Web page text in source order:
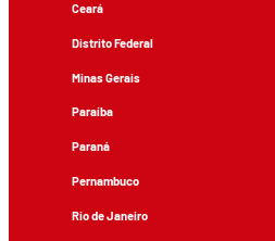
Ceará
Distrito Federal
Minas Gerais
Paraíba
Paraná
Pernambuco
Rio de Janeiro